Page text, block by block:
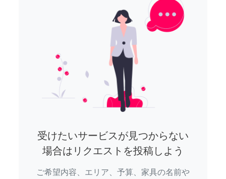
受けたいサービスが見つからない
場合はリクエストを投稿しよう
ご希望内容、エリア、予算、家具の名前や